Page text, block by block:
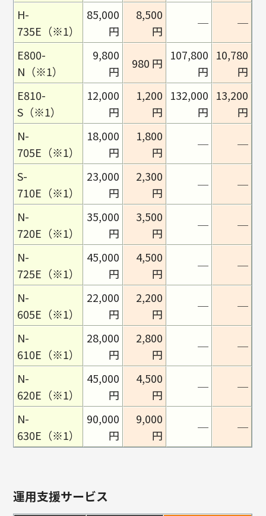
H-
735E（※1）
85,000
円
8,500
円
─ ─
E800-
N（※1）
9,800
円
980 円
107,800
円
10,780
円
E810-
S（※1）
12,000
円
1,200
円
132,000
円
13,200
円
N-
705E（※1）
18,000
円
1,800
円
─ ─
S-
710E（※1）
23,000
円
2,300
円
─ ─
N-
720E（※1）
35,000
円
3,500
円
─ ─
N-
725E（※1）
45,000
円
4,500
円
─ ─
N-
605E（※1）
22,000
円
2,200
円
─ ─
N-
610E（※1）
28,000
円
2,800
円
─ ─
N-
620E（※1）
45,000
円
4,500
円
─ ─
N-
630E（※1）
90,000
円
9,000
円
─ ─
運用支援サービス